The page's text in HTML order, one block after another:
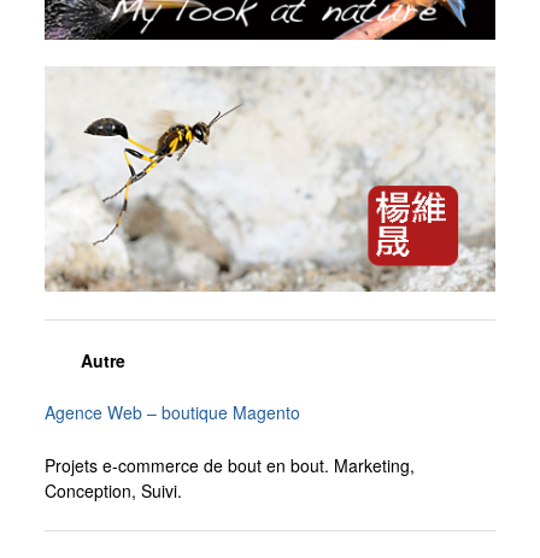
Autre
Agence Web – boutique Magento
Projets e-commerce de bout en bout. Marketing,
Conception, Suivi.